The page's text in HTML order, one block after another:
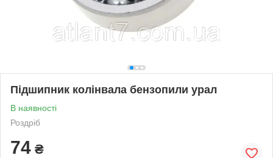
Підшипник колінвала бензопили урал
В наявності
Роздріб
74 ₴